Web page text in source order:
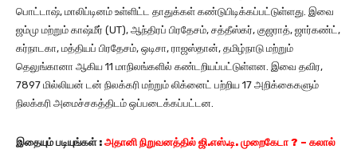
பொட்டாஷ், மாலிப்டினம் உள்ளிட்ட தாதுக்கள் கண்டுபிடிக்கப்பட்டுள்ளது. இவை
ஜம்மு மற்றும் காஷ்மீர் (UT), ஆந்திரப் பிரதேசம், சத்தீஸ்கர், குஜராத், ஜார்கண்ட்,
கர்நாடகா, மத்தியப் பிரதேசம், ஒடிசா, ராஜஸ்தான், தமிழ்நாடு மற்றும்
தெலுங்கானா ஆகிய 11 மாநிலங்களில் கண்டறியப்பட்டுள்ளன. இவை தவிர,
7897 மில்லியன் டன் நிலக்கரி மற்றும் லிக்னைட் பற்றிய 17 அறிக்கைகளும்
நிலக்கரி அமைச்சகத்திடம் ஒப்படைக்கப்பட்டன.
இதையும் படியுங்கள்: அதானி நிறுவனத்தில் ஜி.எஸ்.டி. முறைகேடா ? – கலால்